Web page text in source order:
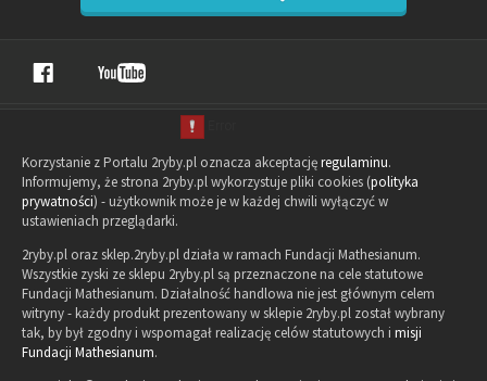
Korzystanie z Portalu 2ryby.pl oznacza akceptacjęregulaminu.
Informujemy, że strona 2ryby.pl wykorzystuje pliki cookies (polityka
prywatności) - użytkownik może je w każdej chwili wyłączyć w
ustawieniach przeglądarki.
2ryby.pl oraz sklep.2ryby.pl działa w ramach Fundacji Mathesianum.
Wszystkie zyski ze sklepu 2ryby.pl są przeznaczone na cele statutowe
Fundacji Mathesianum. Działalność handlowa nie jest głównym celem
witryny - każdy produkt prezentowany w sklepie 2ryby.pl został wybrany
tak, by był zgodny i wspomagał realizację celów statutowych i misji
Fundacji Mathesianum.